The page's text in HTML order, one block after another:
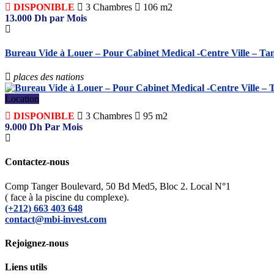
DISPONIBLE 3 Chambres
106 m2
13.000 Dh par Mois
Bureau Vide à Louer – Pour Cabinet Medical -Centre Ville –
places des nations
Location
DISPONIBLE
3 Chambres
95 m2
9.000 Dh Par Mois
Contactez-nous
Comp Tanger Boulevard, 50 Bd Med5, Bloc 2. Local N°1
( face à la piscine du complexe).
(+212) 663 403 648
contact@mbi-invest.com
Rejoignez-nous
Liens utils